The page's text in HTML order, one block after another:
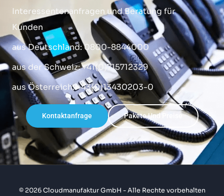
Interessentenanfragen und Beratung für
Kunden
aus Deutschland: 0800-8844000
aus der Schweiz: +41(0)715712329
aus Österreich: +43(0)13430203-0
Kontaktanfrage Pakete Und Preise
© 2026 Cloudmanufaktur GmbH - Alle Rechte vorbehalten